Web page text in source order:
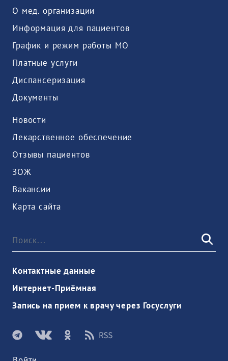
О мед. организации
Информация для пациентов
График и режим работы МО
Платные услуги
Диспансеризация
Документы
Новости
Лекарственное обеспечение
Отзывы пациентов
ЗОЖ
Вакансии
Карта сайта
Контактные данные
Интернет-Приёмная
Запись на прием к врачу через Госуслуги